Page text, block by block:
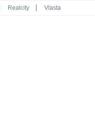
Realcity Vlasta